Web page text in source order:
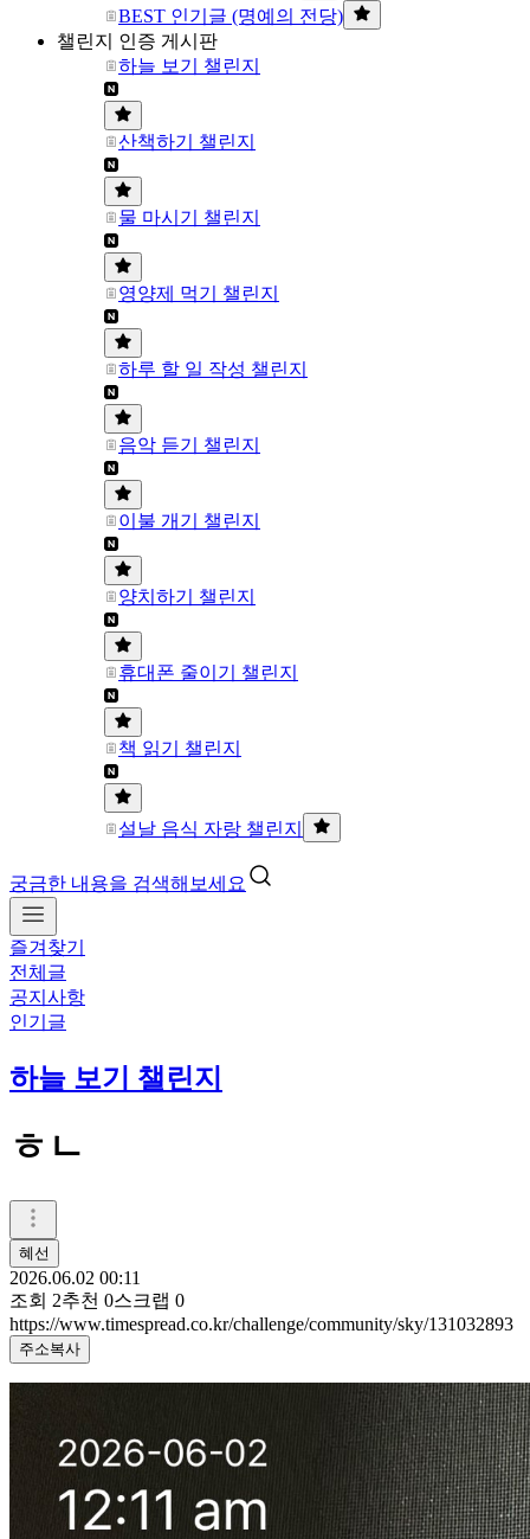
BEST 인기글 (명예의 전당)
챌린지 인증 게시판
하늘 보기 챌린지
산책하기 챌린지
물 마시기 챌린지
영양제 먹기 챌린지
하루 할 일 작성 챌린지
음악 듣기 챌린지
이불 개기 챌린지
양치하기 챌린지
휴대폰 줄이기 챌린지
책 읽기 챌린지
설날 음식 자랑 챌린지
궁금한 내용을 검색해보세요
즐겨찾기
전체글
공지사항
인기글
하늘 보기 챌린지
ㅎㄴ
혜선
2026.06.02 00:11
조회 2추천 0스크랩 0
https://www.timespread.co.kr/challenge/community/sky/131032893
주소복사